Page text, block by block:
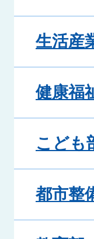
生活産
健康福
こども
都市整